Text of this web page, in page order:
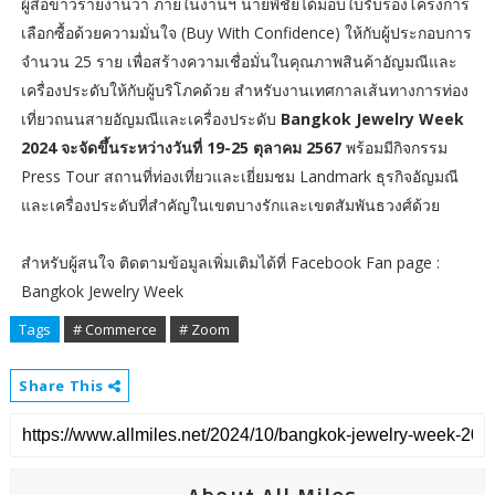
เลือกซื้อด้วยความมั่นใจ (Buy With Confidence) ให้กับผู้ประกอบการ
จำนวน 25 ราย เพื่อสร้างความเชื่อมั่นในคุณภาพสินค้าอัญมณีและ
เครื่องประดับให้กับผู้บริโภคด้วย สำหรับงานเทศกาลเส้นทางการท่อง
เที่ยวถนนสายอัญมณีและเครื่องประดับ Bangkok Jewelry Week
2024 จะจัดขึ้นระหว่างวันที่ 19-25 ตุลาคม 2567พร้อมมีกิจกรรม
Press Tour สถานที่ท่องเที่ยวและเยี่ยมชม Landmark ธุรกิจอัญมณี
และเครื่องประดับที่สำคัญในเขตบางรักและเขตสัมพันธวงศ์ด้วย
สำหรับผู้สนใจ ติดตามข้อมูลเพิ่มเติมได้ที่ Facebook Fan page :
Bangkok Jewelry Week
Tags # Commerce # Zoom
Share This